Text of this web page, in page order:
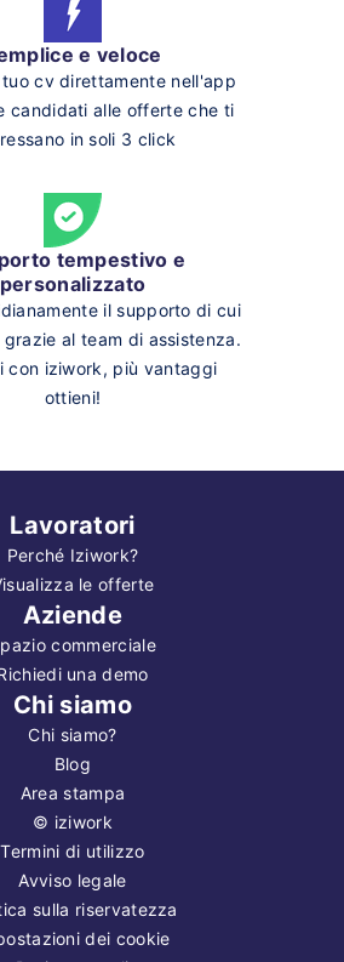
e veloce
cv direttamente nell'app
candidati alle offerte che ti
in soli 3 click
tempestivo e
personalizzato
il supporto di cui
grazie al team di assistenza.
con iziwork, più vantaggi
ottieni!
Lavoratori
Perché Iziwork?
le offerte
Aziende
commerciale
una demo
Chi siamo
Chi siamo?
Blog
Area stampa
© iziwork
Termini di utilizzo
Avviso legale
sulla riservatezza
dei cookie